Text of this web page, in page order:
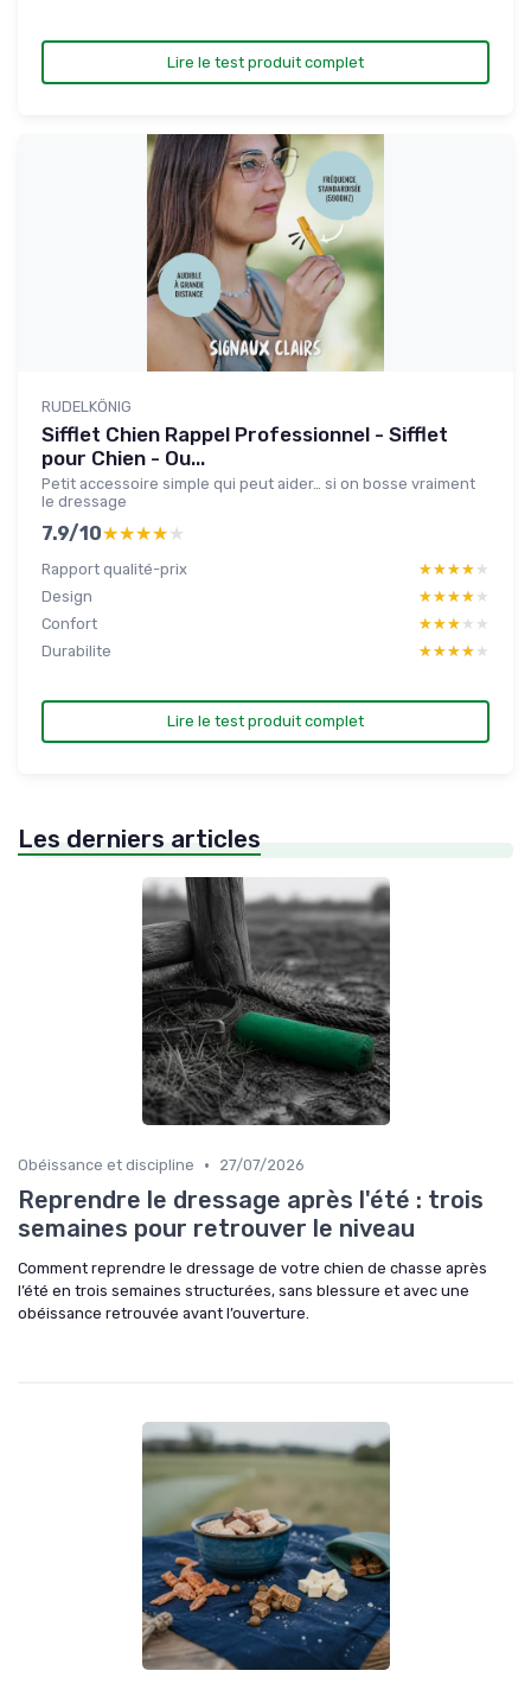
Lire le test produit complet
RUDELKÖNIG
Sifflet Chien Rappel Professionnel - Sifflet
pour Chien - Ou...
Petit accessoire simple qui peut aider… si on bosse vraiment
le dressage
7.9/10★★★★★
★★★★★
Rapport qualité-prix ★★★★★
★★★★★
Design
★★★★★
★★★★★
Confort
★★★★★
★★★★★
Durabilite
★★★★★
★★★★★
Lire le test produit complet
Les derniers articles
Obéissance et discipline • 27/07/2026
Reprendre le dressage après l'été : trois
semaines pour retrouver le niveau
Comment reprendre le dressage de votre chien de chasse après
l’été en trois semaines structurées, sans blessure et avec une
obéissance retrouvée avant l’ouverture.